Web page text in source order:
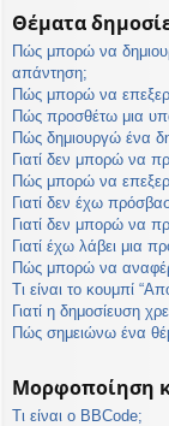
Θέματα
Πώς μπορώ να
απάντηση;
Πώς μπορώ να
Πώς προσθέτω μια
Πώς δημιουργώ ένα
Γιατί δεν μπορώ να
Πώς μπορώ να
Γιατί δεν έχω
Γιατί δεν μπορώ να
Γιατί έχω λάβει μια
Πώς μπορώ να
Τι είναι το κουμπί
Γιατί η δημοσίευση
Πώς σημειώνω ένα
Μορφοποίηση
Τι είναι ο BBCode;